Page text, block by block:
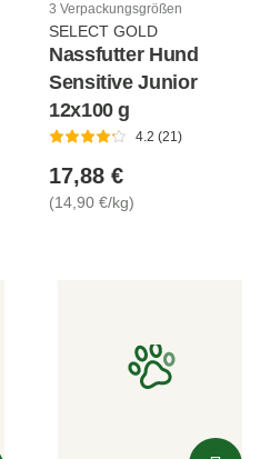
3 Verpackungsgrößen
SELECT GOLD
Nassfutter Hund
Sensitive Junior
12x100 g
4.2 (21)
17,88 €
(14,90 €/kg)